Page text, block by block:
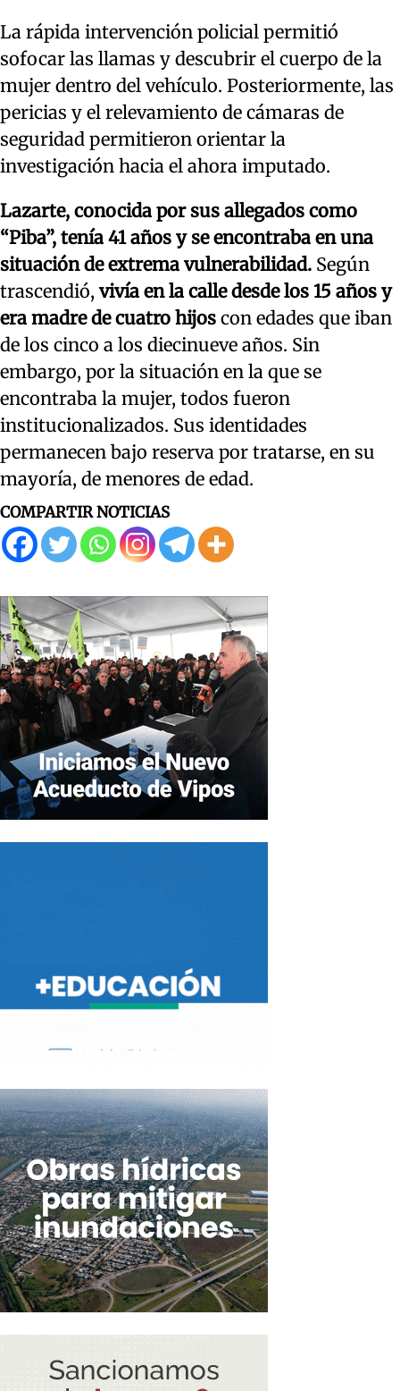
La rápida intervención policial permitió
sofocar las llamas y descubrir el cuerpo de la
mujer dentro del vehículo. Posteriormente, las
pericias y el relevamiento de cámaras de
seguridad permitieron orientar la
investigación hacia el ahora imputado.
Lazarte, conocida por sus allegados como
“Piba”, tenía 41 años y se encontraba en una
situación de extrema vulnerabilidad. Según
trascendió, vivía en la calle desde los 15 años y
era madre de cuatro hijos con edades que iban
de los cinco a los diecinueve años. Sin
embargo, por la situación en la que se
encontraba la mujer, todos fueron
institucionalizados. Sus identidades
permanecen bajo reserva por tratarse, en su
mayoría, de menores de edad.
COMPARTIR NOTICIAS